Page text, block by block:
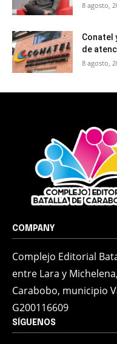
8 agosto,
Conatel
de
8 agosto,
COMPANY
Complejo Editorial
entre Lara y
Carabobo, municipio
G200116609
SÍGUENOS